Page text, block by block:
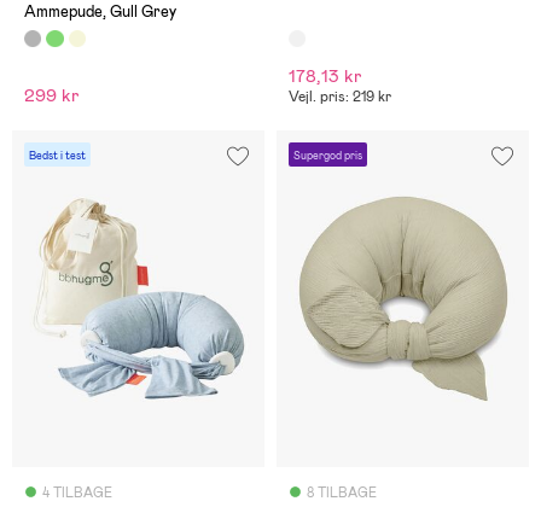
Ammepude, Gull Grey
299 kr
178,13 kr
Vejl. pris: 219 kr
Bedst i test
4 TILBAGE
Supergod pris
8 TILBAGE